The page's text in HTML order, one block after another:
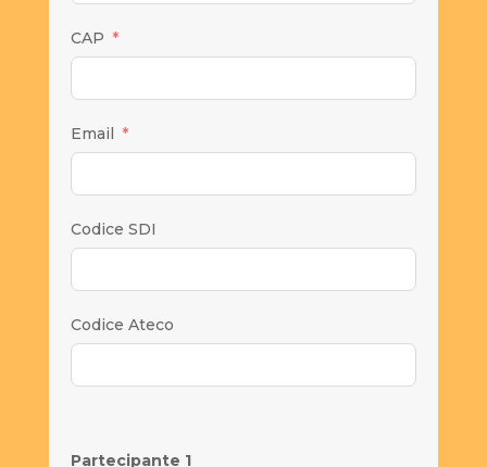
CAP
Email
Codice SDI
Codice Ateco
Partecipante 1